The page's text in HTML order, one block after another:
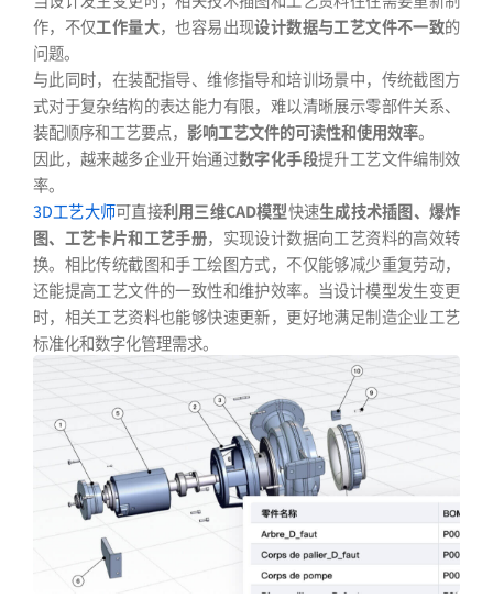
作，不仅工作量大，也容易出现设计数据与工艺文件不一致的
问题。
与此同时，在装配指导、维修指导和培训场景中，传统截图方
式对于复杂结构的表达能力有限，难以清晰展示零部件关系、
装配顺序和工艺要点， 影响工艺文件的可读性和使用效率。
因此，越来越多企业开始通过数字化手段提升工艺文件编制效
率。
3D工艺大师可直接利用三维CAD模型快速生成技术插图、爆炸
图、工艺卡片和工艺手册，实现设计数据向工艺资料的高效转
换。相比传统截图和手工绘图方式，不仅能够减少重复劳动，
还能提高工艺文件的一致性和维护效率。当设计模型发生变更
时，相关工艺资料也能够快速更新，更好地满足制造企业工艺
标准化和数字化管理需求。